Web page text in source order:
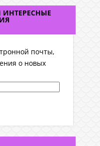
почты,
о новых